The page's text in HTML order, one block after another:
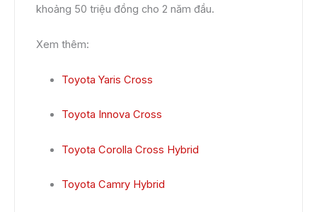
khoảng 50 triệu đồng cho 2 năm đầu.
Xem thêm:
Toyota Yaris Cross
Toyota Innova Cross
Toyota Corolla Cross Hybrid
Toyota Camry Hybrid